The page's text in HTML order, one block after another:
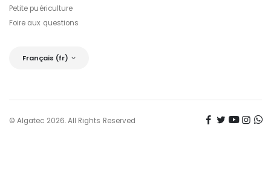
Petite puériculture
Foire aux questions
Français (fr)
© Algatec 2026. All Rights Reserved